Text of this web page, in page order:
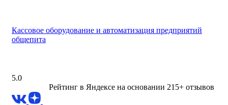
Кассовое оборудование и автоматизация предприятий
общепита
5.0
Рейтинг в Яндексе на основании 215+ отзывов